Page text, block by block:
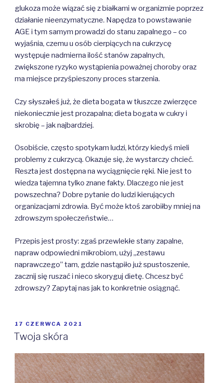
glukoza może wiązać się z białkami w organizmie poprzez
działanie nieenzymatyczne. Napędza to powstawanie
AGE i tym samym prowadzi do stanu zapalnego – co
wyjaśnia, czemu u osób cierpiących na cukrzycę
występuje nadmierna ilość stanów zapalnych,
zwiększone ryzyko wystąpienia poważnej choroby oraz
ma miejsce przyśpieszony proces starzenia.
Czy słyszałeś już, że dieta bogata w tłuszcze zwierzęce
niekoniecznie jest prozapalna; dieta bogata w cukry i
skrobię – jak najbardziej.
Osobiście, często spotykam ludzi, którzy kiedyś mieli
problemy z cukrzycą. Okazuje się, że wystarczy chcieć.
Reszta jest dostępna na wyciągnięcie ręki. Nie jest to
wiedza tajemna tylko znane fakty. Dlaczego nie jest
powszechna? Dobre pytanie do ludzi kierujących
organizacjami zdrowia. Być może ktoś zarobiłby mniej na
zdrowszym społeczeństwie…
Przepis jest prosty: zgaś przewlekłe stany zapalne,
napraw odpowiedni mikrobiom, użyj „zestawu
naprawczego” tam, gdzie nastąpiło już spustoszenie,
zacznij się ruszać i nieco skoryguj dietę. Chcesz być
zdrowszy? Zapytaj nas jak to konkretnie osiągnąć.
OPUBLIKOWANE
W
17 CZERWCA 2021
Twoja skóra